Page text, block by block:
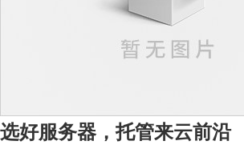
选好服务器，托管来云前沿